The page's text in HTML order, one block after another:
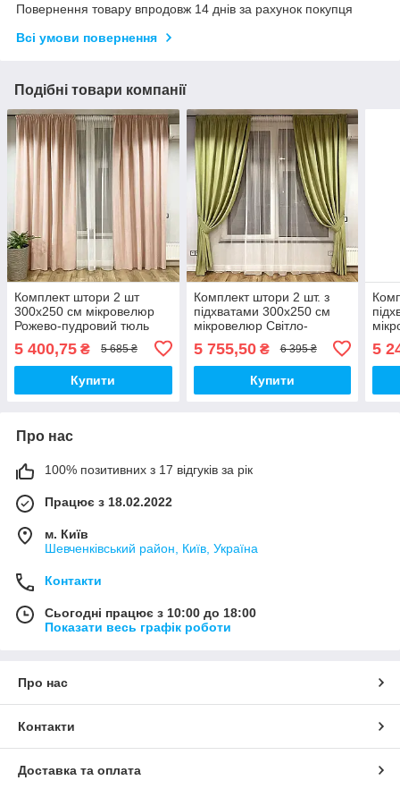
Повернення товару впродовж 14 днів за рахунок покупця
Всі умови повернення
Подібні товари компанії
Комплект штори 2 шт
300х250 см мікровелюр
Рожево-пудровий тюль
білий
5 400,75 ₴ 5 685 ₴
Купити
Комплект штори 2 шт. з
підхватами 300х250 см
мікровелюр Світло-
зелений, тюль бамбук 500
см Тепло-білий
5 755,50₴ 6 395 ₴
Купити
450
5
Про нас
100% позитивних з 17 відгуків за рік
Працює з 18.02.2022
м. Київ
Шевченківський район, Київ, Україна
Контакти
Сьогодні працює з 10:00 до 18:00
Показати весь графік роботи
Про нас
Контакти
Доставка та оплата